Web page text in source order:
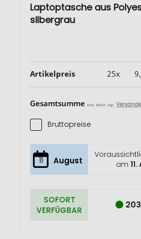
Laptoptasche aus
silbergrau
Artikelpreis 25x
Gesamtsumme exkl. MwSt. zzgl.
Bruttopreise
11 August
am
SOFORT
VERFÜGBAR